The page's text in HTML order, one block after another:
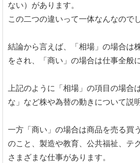
ない）があります。
この二つの違いって一体なんなので
結論から言えば、「相場」の場合は
をされ、「商い」の場合は仕事全般
上記のように「相場」の項目の場合
な」など株や為替の動きについて説
一方「商い」の場合は商品を売る買
のこと、製造や教育、公共福祉、テ
さまざまな仕事があります。